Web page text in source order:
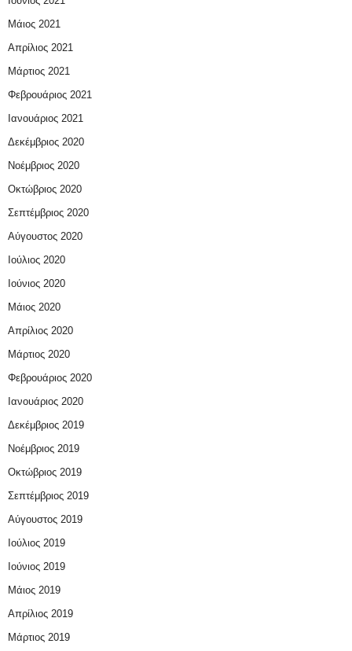
Μάιος 2021
Απρίλιος 2021
Μάρτιος 2021
Φεβρουάριος 2021
Ιανουάριος 2021
Δεκέμβριος 2020
Νοέμβριος 2020
Οκτώβριος 2020
Σεπτέμβριος 2020
Αύγουστος 2020
Ιούλιος 2020
Ιούνιος 2020
Μάιος 2020
Απρίλιος 2020
Μάρτιος 2020
Φεβρουάριος 2020
Ιανουάριος 2020
Δεκέμβριος 2019
Νοέμβριος 2019
Οκτώβριος 2019
Σεπτέμβριος 2019
Αύγουστος 2019
Ιούλιος 2019
Ιούνιος 2019
Μάιος 2019
Απρίλιος 2019
Μάρτιος 2019